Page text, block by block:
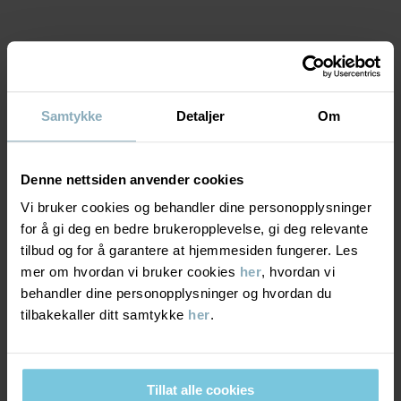
Samtykke Detaljer Om
Denne nettsiden anvender cookies
Vi bruker cookies og behandler dine personopplysninger
for å gi deg en bedre brukeropplevelse, gi deg relevante
tilbud og for å garantere at hjemmesiden fungerer. Les
mer om hvordan vi bruker cookies her, hvordan vi
behandler dine personopplysninger og hvordan du
tilbakekaller ditt samtykke her.
Tillat alle cookies
MATERIALE & PLEIERÅD
Pleieråd
VASK
60 °C maskinvask varm
Må ikke blekes
Må ikke tørketromles
Strykes på middels varme
BÆREKRAFT
LEVERING OG RETUR
Levering & retur
Levering
Vi tilbyr fri frakt over 699 kr, og leveringstiden er 1–4 dager. I
DU KAN OGSÅ VÆRE INTERESSERT I DETTE